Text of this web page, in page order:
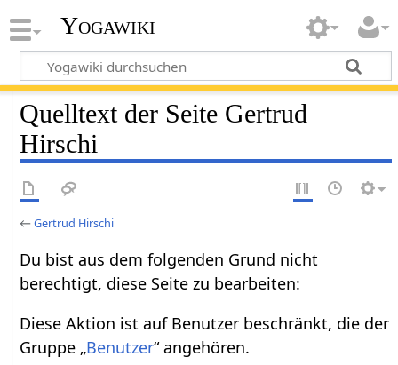
Yogawiki
Quelltext der Seite Gertrud
Hirschi
←Gertrud Hirschi
Du bist aus dem folgenden Grund nicht
berechtigt, diese Seite zu bearbeiten:
Diese Aktion ist auf Benutzer beschränkt, die der
Gruppe „Benutzer“ angehören.